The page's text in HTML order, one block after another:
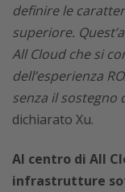
definire le
superiore.
All Cloud che si
dell’esperienza
senza il sostegno
dichiarato Xu.
Al centro di All
infrastrutture